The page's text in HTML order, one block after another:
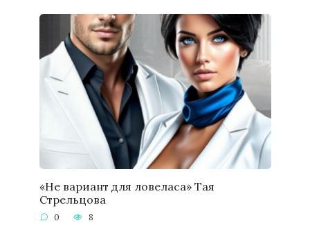
«Не вариант для ловеласа» Тая
Стрельцова
0 8